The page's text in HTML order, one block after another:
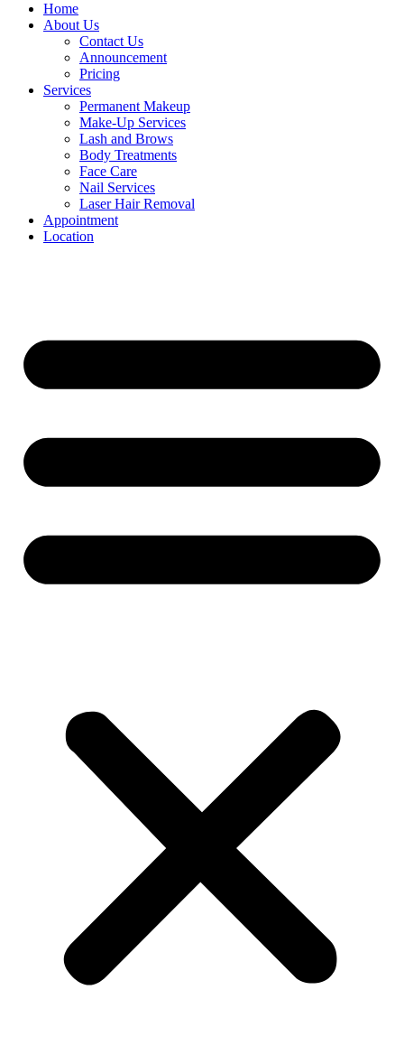
Home
About Us
Contact Us
Announcement
Pricing
Services
Permanent Makeup
Make-Up Services
Lash and Brows
Body Treatments
Face Care
Nail Services
Laser Hair Removal
Appointment
Location